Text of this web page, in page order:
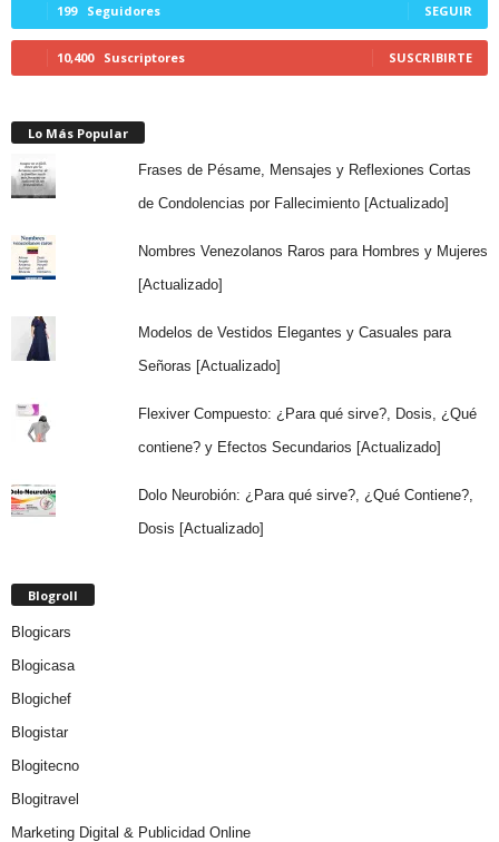
199 Seguidores SEGUIR
10,400 Suscriptores SUSCRIBIRTE
Lo Más Popular
Frases de Pésame, Mensajes y Reflexiones Cortas
de Condolencias por Fallecimiento [Actualizado]
Nombres Venezolanos Raros para Hombres y Mujeres
[Actualizado]
Modelos de Vestidos Elegantes y Casuales para
Señoras [Actualizado]
Flexiver Compuesto: ¿Para qué sirve?, Dosis, ¿Qué
contiene? y Efectos Secundarios [Actualizado]
Dolo Neurobión: ¿Para qué sirve?, ¿Qué Contiene?,
Dosis [Actualizado]
Blogroll
Blogicars
Blogicasa
Blogichef
Blogistar
Blogitecno
Blogitravel
Marketing Digital & Publicidad Online